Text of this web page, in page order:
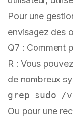
Pour une
envisagez des
Q7 : Comment
R : Vous
de nombreux
grep sudo
Ou pour une